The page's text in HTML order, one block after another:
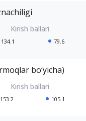
134.1 79.6
bo‘yicha)
153.2 105.1